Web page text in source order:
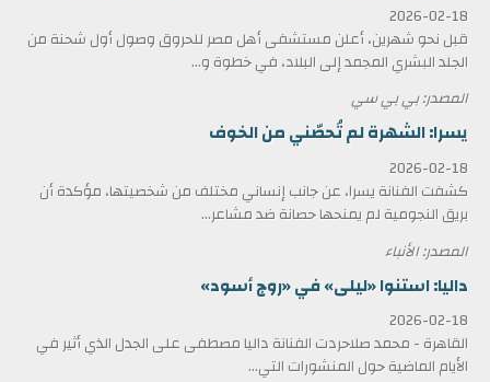
2026-02-18
قبل نحو شهرين، أعلن مستشفى أهل مصر للحروق وصول أول شحنة من
الجلد البشري المجمد إلى البلاد، في خطوة و...
المصدر: بي بي سي
يسرا: الشهرة لم تُحصّني من الخوف
2026-02-18
كشفت الفنانة يسرا، عن جانب إنساني مختلف من شخصيتها، مؤكدة أن
بريق النجومية لم يمنحها حصانة ضد مشاعر...
المصدر: الأنباء
داليا: استنوا «ليلى» في «روج أسود»
2026-02-18
القاهرة - محمد صلاحردت الفنانة داليا مصطفى على الجدل الذي أثير في
الأيام الماضية حول المنشورات التي...